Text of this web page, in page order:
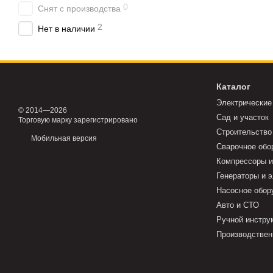
Легкие и
Важной задачей для
Воздуходувки Stiga
—
сбалансированному
режим
Воздуходувки и
использовании
работу, не беспокоясь о
Купить
В больших садах
Снят с производства 0
Нет в наличии 2
© 2014—2026
Торговую марку зарегистрировано
Мобильная версия
Каталог
Сад и участок
Сварочное
Компрессоры
Генераторы и
Насосное
Авто и СТО
Ручной